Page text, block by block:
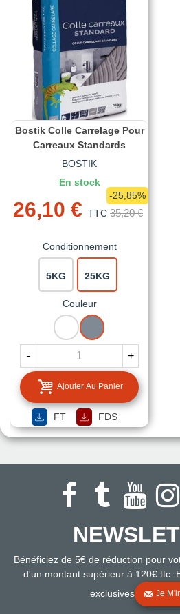
Bostik Colle Carrelage Pour
Carreaux Standards
BOSTIK
En stock
26,10 € TTC 35,20 €
-25,85%
Conditionnement
5KG 25KG
Couleur
BLANC GRIS
- +
Ajouter Au Panier
FT FDS
Bénéficiez de 5€ de réduction pour
d'un montant supérieur à 120€ ttc.
exclusives
Je